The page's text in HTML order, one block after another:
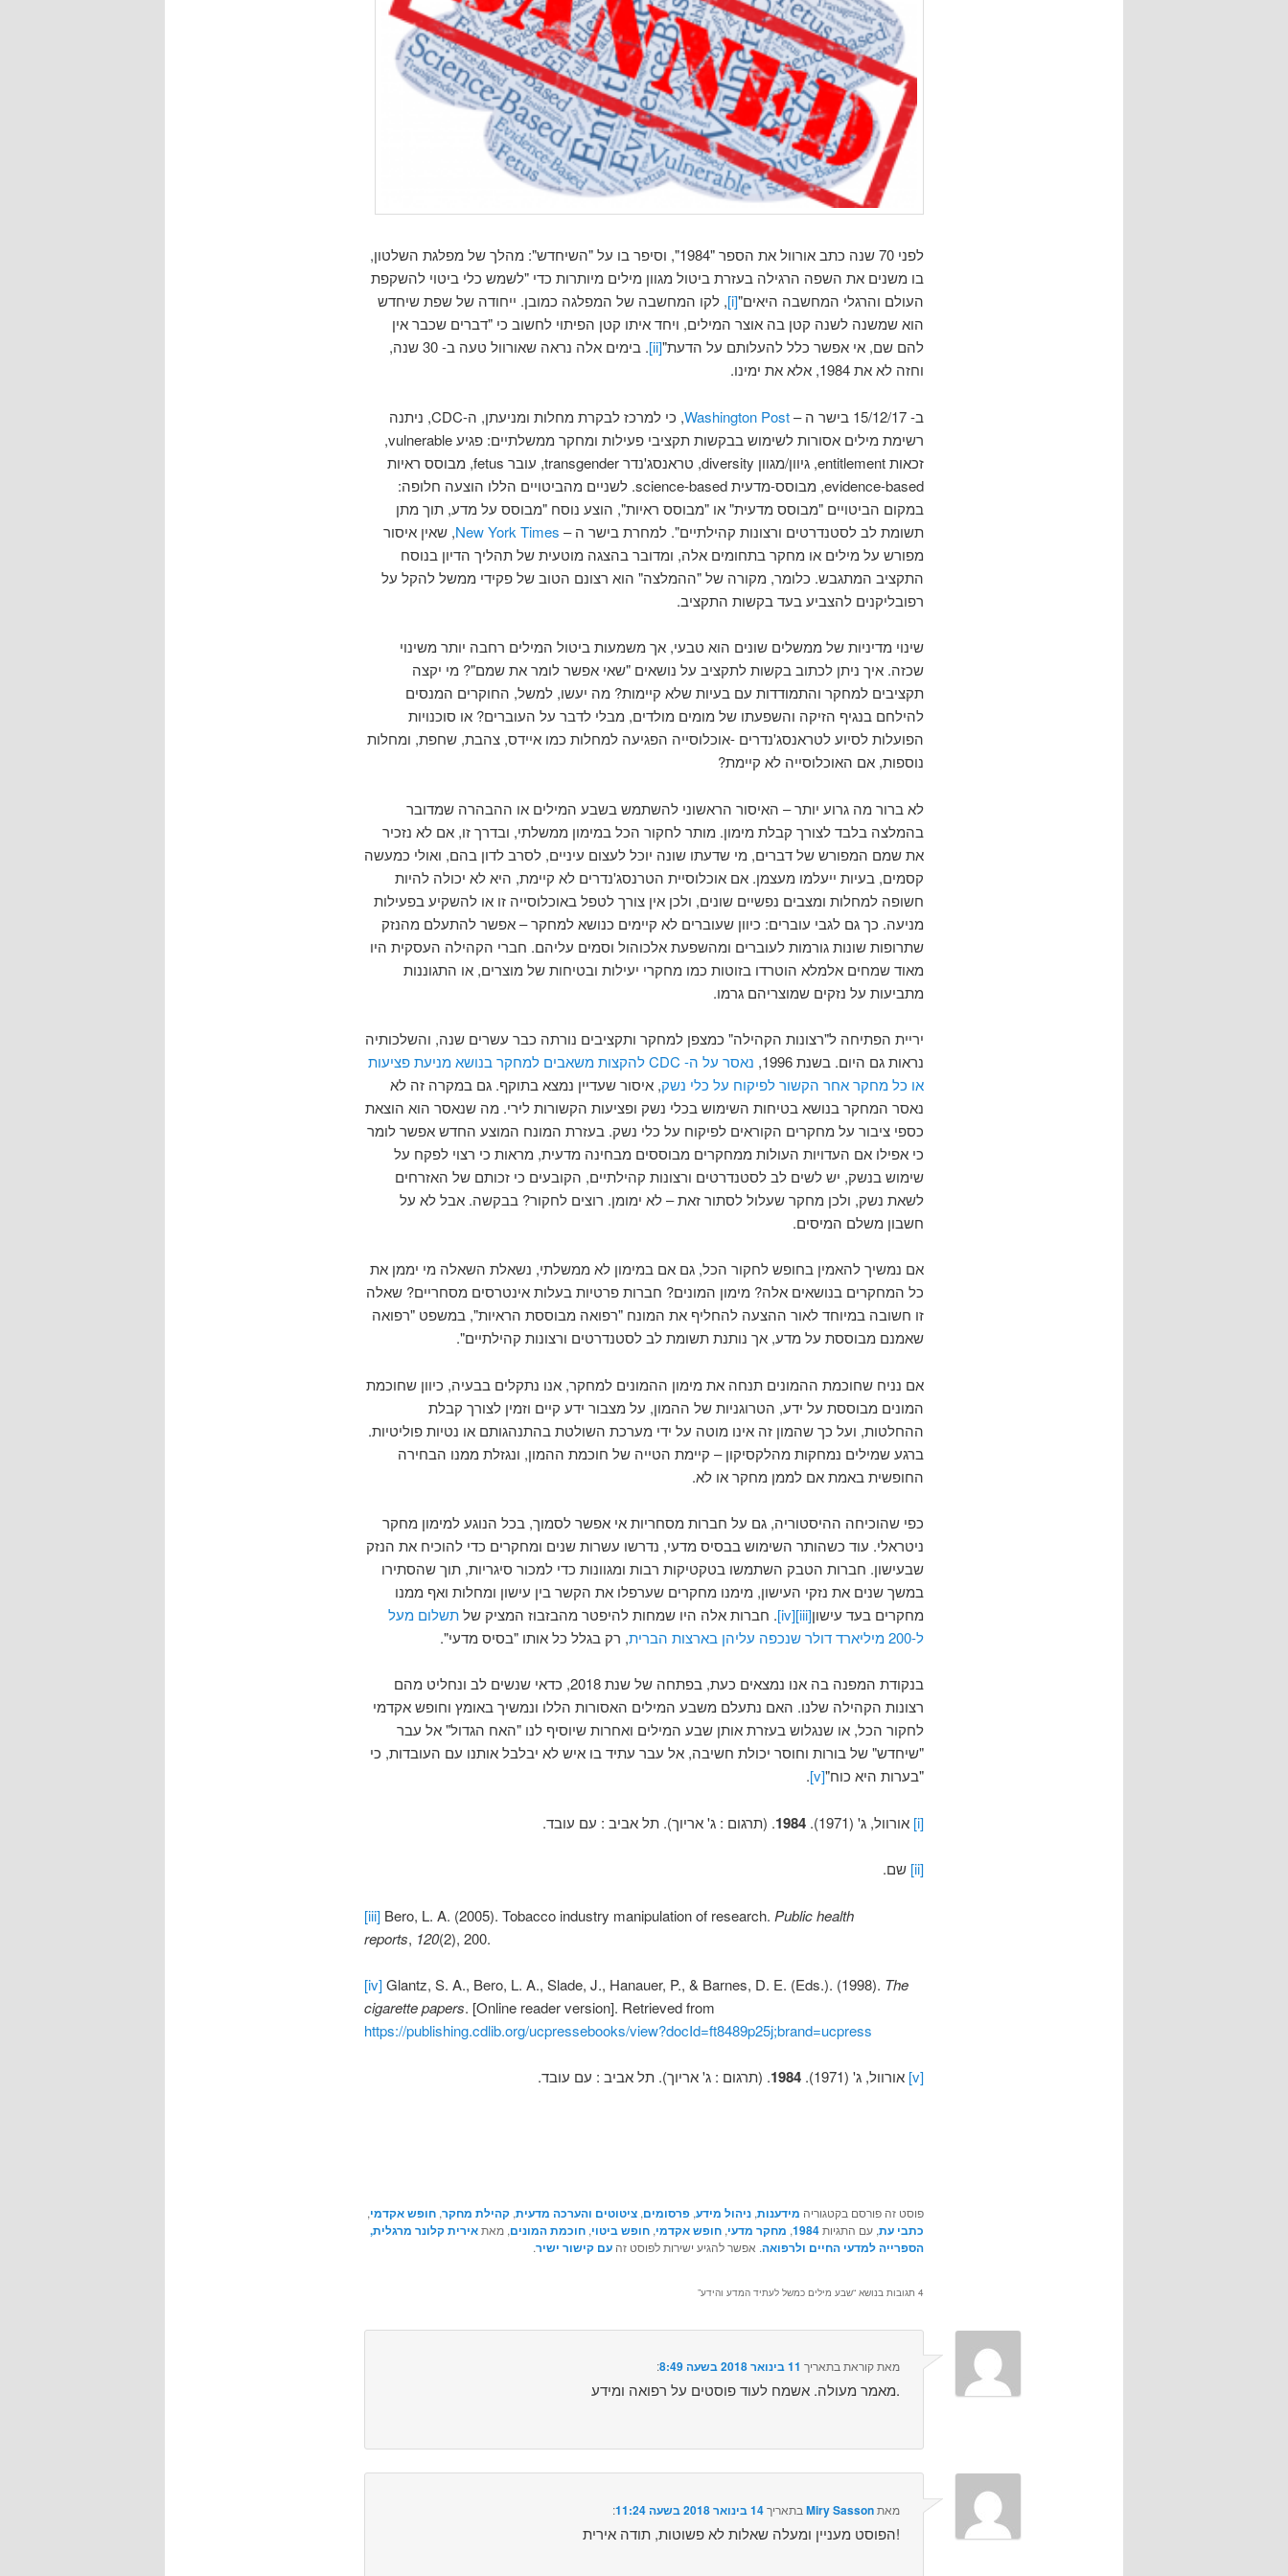
לפני 70 שנה כתב אורוול את הספר "1984", וסיפר בו על "השיחדש": מהלך של מפלגת השלטון,
בו משנים את השפה הרגילה בעזרת ביטול מגוון מילים מיותרות כדי "לשמש כלי ביטוי להשקפת
העולם והרגלי המחשבה היאים"[i] , לקו המחשבה של המפלגה כמובן. ייחודה של שפת שיחדש
הוא שמשנה לשנה קטן בה אוצר המילים, ויחד איתו קטן הפיתוי לחשוב כי "דברים שכבר אין
להם שם, אי אפשר כלל להעלותם על הדעת"[ii]
. בימים אלה נראה שאורוול טעה ב- 30 שנה,
וחזה לא את 1984, אלא את ימינו.
ב- 15/12/17 בישר ה – Washington Post
, כי למרכז לבקרת מחלות ומניעתן, ה-CDC, ניתנה
רשימת מילים אסורות לשימוש בבקשות תקציבי פעילות ומחקר ממשלתיים: פגיע vulnerable,
זכאות entitlement, גיוון/מגוון diversity, טראנסג'נדר transgender, עובר fetus, מבוסס ראיות
evidence-based, מבוסס-מדעית science-based. לשניים מהביטויים הללו הוצעה חלופה:
במקום הביטויים "מבוסס מדעית" או "מבוסס ראיות", הוצע נוסח "מבוסס על מדע, תוך מתן
תשומת לב לסטנדרטים ורצונות קהילתיים". למחרת בישר ה – New York Times, שאין איסור
מפורש על מילים או מחקר בתחומים אלה, ומדובר בהצגה מוטעית של תהליך הדיון בנוסח
התקציב המתגבש. כלומר, מקורה של "ההמלצה" הוא רצונם הטוב של פקידי ממשל להקל על
רפובליקנים להצביע בעד בקשות התקציב.
שינוי מדיניות של ממשלים שונים הוא טבעי, אך משמעות ביטול המילים רחבה יותר משינוי
שכזה. איך ניתן לכתוב בקשות לתקציב על נושאים "שאי אפשר לומר את שמם"? מי יקצה
תקציבים למחקר והתמודדות עם בעיות שלא קיימות? מה יעשו, למשל, החוקרים המנסים
להילחם בנגיף הזיקה והשפעתו של מומים מולדים, מבלי לדבר על העוברים? או סוכנויות
הפועלות לסיוע לטראנסג'נדרים -אוכלוסייה הפגיעה למחלות כמו איידס, צהבת, שחפת, ומחלות
נוספות, אם האוכלוסייה לא קיימת?
לא ברור מה גרוע יותר – האיסור הראשוני להשתמש בשבע המילים או ההבהרה שמדובר
בהמלצה בלבד לצורך קבלת מימון. מותר לחקור הכל במימון ממשלתי, ובדרך זו, אם לא נזכיר
את שמם המפורש של דברים, מי שדעתו שונה יוכל לעצום עיניים, לסרב לדון בהם, ואולי כמעשה
קסמים, בעיות ייעלמו מעצמן. אם אוכלוסיית הטרנסג'נדרים לא קיימת, היא לא יכולה להיות
חשופה למחלות ומצבים נפשיים שונים, ולכן אין צורך לטפל באוכלוסייה זו או להשקיע בפעילות
מניעה. כך גם לגבי עוברים: כיוון שעוברים לא קיימים כנושא למחקר – אפשר להתעלם מהנזק
שתרופות שונות גורמות לעוברים ומהשפעת אלכוהול וסמים עליהם. חברי הקהילה העסקית היו
מאוד שמחים אלמלא הוטרדו בזוטות כמו מחקרי יעילות ובטיחות של מוצרים, או התגוננות
מתביעות על נזקים שמוצריהם גרמו.
יריית הפתיחה ל"רצונות הקהילה" כמצפן למחקר ותקציבים נורתה כבר עשרים שנה, והשלכותיה
נראות גם היום. בשנת 1996,
נאסר על ה- CDC להקצות משאבים למחקר בנושא מניעת פציעות
או כל מחקר אחר הקשור לפיקוח על כלי נשק, איסור שעדיין נמצא בתוקף. גם במקרה זה לא
נאסר המחקר בנושא בטיחות השימוש בכלי נשק ופציעות הקשורות לירי. מה שנאסר הוא הוצאת
כספי ציבור על מחקרים הקוראים לפיקוח על כלי נשק. בעזרת המונח המוצע החדש אפשר לומר
כי אפילו אם העדויות העולות ממחקרים מבוססים מבחינה מדעית, מראות כי רצוי לפקח על
שימוש בנשק, יש לשים לב לסטנדרטים ורצונות קהילתיים, הקובעים כי זכותם של האזרחים
לשאת נשק, ולכן מחקר שעלול לסתור זאת – לא ימומן. רוצים לחקור? בבקשה. אבל לא על
חשבון משלם המיסים.
אם נמשיך להאמין בחופש לחקור הכל, גם אם במימון לא ממשלתי, נשאלת השאלה מי יממן את
כל המחקרים בנושאים אלה? מימון המונים? חברות פרטיות בעלות אינטרסים מסחריים? שאלה
זו חשובה במיוחד לאור ההצעה להחליף את המונח "רפואה מבוססת הראיות", במשפט "רפואה
שאמנם מבוססת על מדע, אך נותנת תשומת לב לסטנדרטים ורצונות קהילתיים".
אם נניח שחוכמת ההמונים תנחה את מימון ההמונים למחקר, אנו נתקלים בבעיה, כיוון שחוכמת
המונים מבוססת על ידע, הטרוגניות של ההמון, על מצבור ידע קיים וזמין לצורך קבלת
ההחלטות, ועל כך שהמון זה אינו מוטה על ידי מערכת השולטת בהתנהגותם או נטיות פוליטיות.
ברגע שמילים נמחקות מהלקסיקון – קיימת הטייה של חוכמת ההמון, ונגזלת ממנו הבחירה
החופשית באמת אם לממן מחקר או לא.
כפי שהוכיחה ההיסטוריה, גם על חברות מסחריות אי אפשר לסמוך, בכל הנוגע למימון מחקר
ניטראלי. עוד כשהותר השימוש בבסיס מדעי, נדרשו עשרות שנים ומחקרים כדי להוכיח את הנזק
שבעישון. חברות הטבק השתמשו בטקטיקות רבות ומגוונות כדי למכור סיגריות, תוך שהסתירו
במשך שנים את נזקי העישון, מימנו מחקרים שערפלו את הקשר בין עישון ומחלות ואף ממנו
מחקרים בעד עישון[iii]
[iv] . חברות אלה היו שמחות להיפטר מהבזבוז המציק שלתשלום מעל
ל-200 מיליארד דולר שנכפה עליהן בארצות הברית
, רק בגלל כל אותו "בסיס מדעי".
בנקודת המפנה בה אנו נמצאים כעת, בפתחה של שנת 2018, כדאי שנשים לב ונחליט מהם
רצונות הקהילה שלנו. האם נתעלם משבע המילים האסורות הללו ונמשיך באומץ וחופש אקדמי
לחקור הכל, או שנגלוש בעזרת אותן שבע המילים ואחרות שיוסיף לנו "האח הגדול" אל עבר
"שיחדש" של בורות וחוסר יכולת חשיבה, אל עבר עתיד בו איש לא יבלבל אותנו עם העובדות, כי
"בערות היא כוח"[v]
.
[i] אורוול, ג' (1971). 1984. (תרגום : ג' אריוך). תל אביב : עם עובד.
[ii] שם.
[iii]Bero, L. A. (2005). Tobacco industry manipulation of research. Public health
reports, 120(2), 200.
[iv]Glantz, S. A., Bero, L. A., Slade, J., Hanauer, P., & Barnes, D. E. (Eds.). (1998). The
cigarette papers. [Online reader version]. Retrieved from
https://publishing.cdlib.org/ucpressebooks/view?docId=ft8489p25j;brand=ucpress
[v] אורוול, ג' (1971). 1984. (תרגום : ג' אריוך). תל אביב : עם עובד.
פוסט זה פורסם בקטגוריה מידענות, ניהול מידע, פרסומים, ציטוטים והערכה מדעית, קהילת מחקר, חופש אקדמי,
כתבי עת, עם התגיות1984
, מחקר מדעי, חופש אקדמי, חופש ביטוי, חוכמת המונים, מאתאירית קלונר מרגלית,
הספרייה למדעי החיים ולרפואה. אפשר להגיע ישירות לפוסט זה עם קישור ישיר.
4 תגובות בנושא “ שבע מילים כמשל לעתיד המדע והידע”
מאתקוראת בתאריך 11 בינואר 2018 בשעה 8:49 :‏
מאמר מעולה. אשמח לעוד פוסטים על רפואה ומידע.
מאתMiry Sasson בתאריך14 בינואר 2018 בשעה 11:24 :‏
הפוסט מעניין ומעלה שאלות לא פשוטות, תודה אירית!